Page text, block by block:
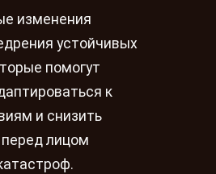
изменения
устойчивых
помогут
к
и снизить
лицом